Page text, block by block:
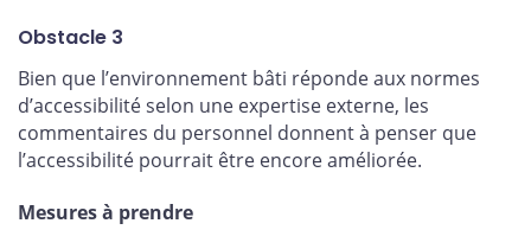
Obstacle 3
Bien que l’environnement bâti réponde aux normes
d’accessibilité selon une expertise externe, les
commentaires du personnel donnent à penser que
l’accessibilité pourrait être encore améliorée.
Mesures à prendre